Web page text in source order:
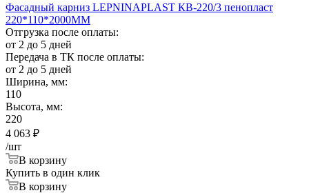
Фасадный карниз LEPNINAPLAST КВ-220/3 пенопласт
220*110*2000ММ
Отгрузка после оплаты:
от 2 до 5 дней
Передача в ТК после оплаты:
от 2 до 5 дней
Ширина, мм:
110
Высота, мм:
220
4 063 ₽
/шт
В корзину
Купить в один клик
В корзину